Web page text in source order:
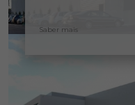
Saber mais